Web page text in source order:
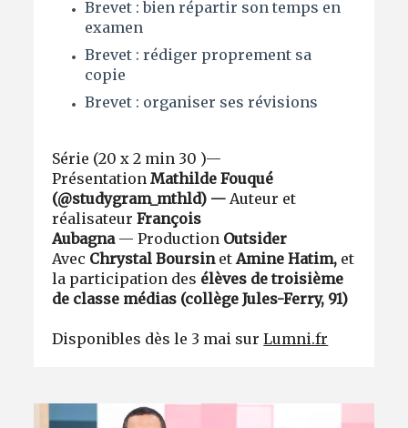
Brevet : bien répartir son temps en
examen
Brevet : rédiger proprement sa
copie
Brevet : organiser ses révisions
Série (20 x 2 min 30 )—
PrésentationMathilde Fouqué
(@studygram_mthld) —Auteur et
réalisateurFrançois
Aubagna — Production Outsider
Avec Chrystal Boursin etAmine Hatim, et
la participation des élèves de troisième
de classe médias (collège Jules-Ferry, 91)
Disponibles dès le 3 mai surLumni.fr